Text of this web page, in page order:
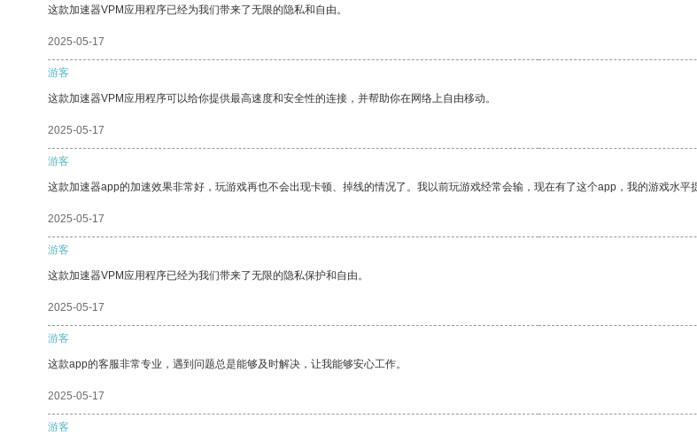
这款加速器VPM应用程序已经为我们带来了无限的隐私和自由。
2025-05-17
游客
这款加速器VPM应用程序可以给你提供最高速度和安全性的连接，并帮助你在网络上自由移动。
2025-05-17
游客
这款加速器app的加速效果非常好，玩游戏再也不会出现卡顿、掉线的情况了。我以前玩游戏经常会输，现在有了这个app，我的游戏水平
2025-05-17
游客
这款加速器VPM应用程序已经为我们带来了无限的隐私保护和自由。
2025-05-17
游客
这款app的客服非常专业，遇到问题总是能够及时解决，让我能够安心工作。
2025-05-17
游客